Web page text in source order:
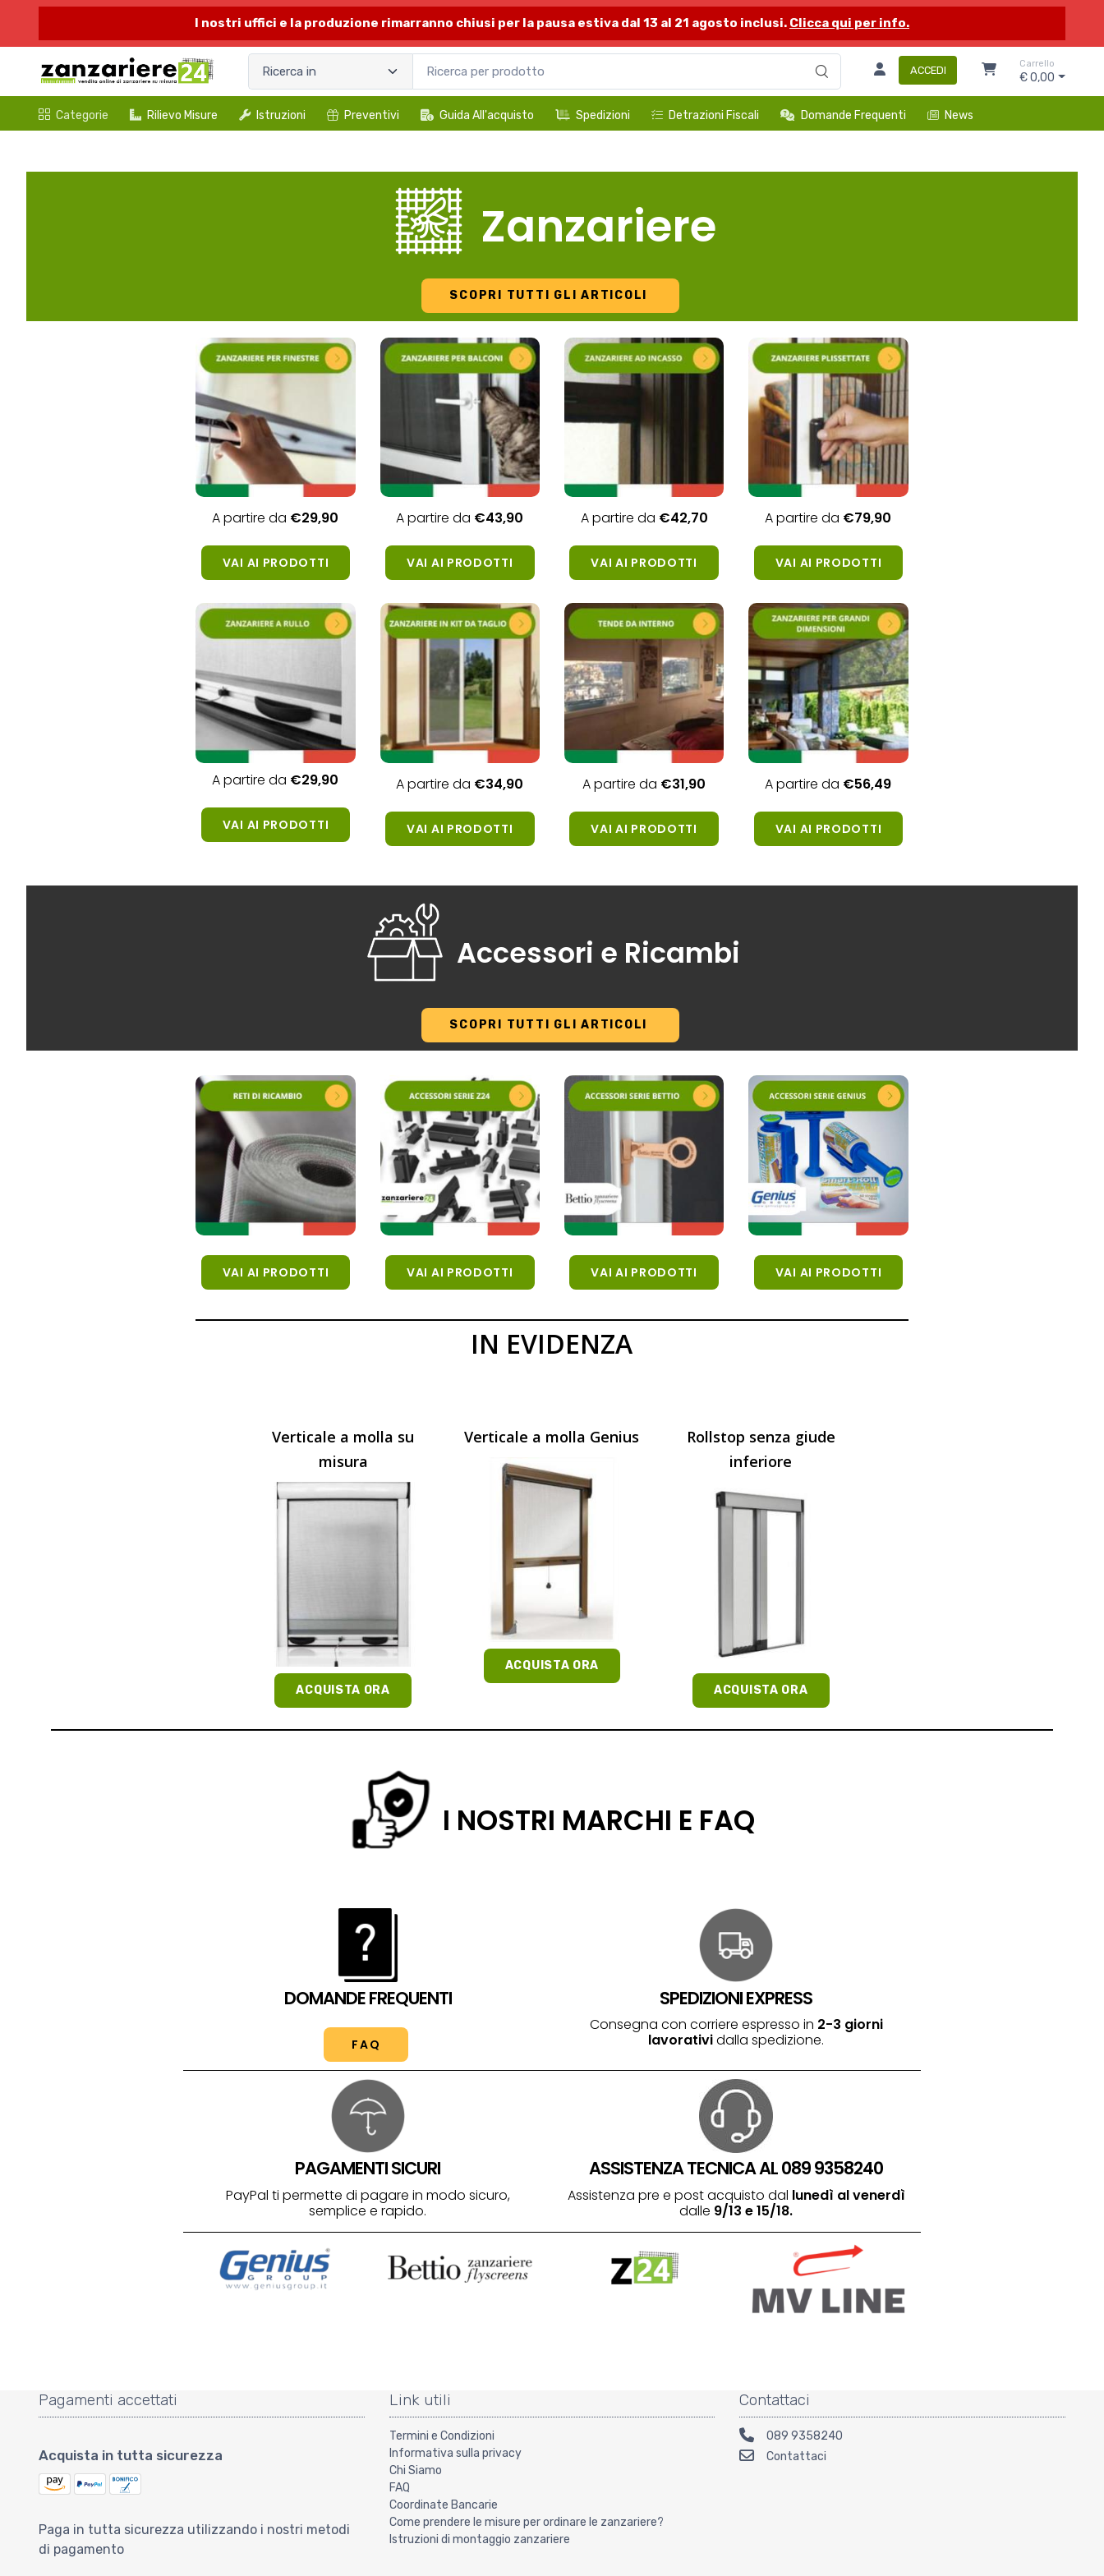
I nostri uffici e la produzione rimarranno chiusi per la pausa estiva dal 13 al 21 agosto inclusi. Clicca qui per info.
ACCEDI
Carrello
€ 0,00
Categorie Rilievo Misure Istruzioni Preventivi Guida All'acquisto Spedizioni Detrazioni Fiscali Domande Frequenti News
Zanzariere
SCOPRI TUTTI GLI ARTICOLI
A partire da €29,90
VAI AI PRODOTTI
A partire da €43,90
VAI AI PRODOTTI
A partire da €42,70
VAI AI PRODOTTI
A partire da €79,90
VAI AI PRODOTTI
A partire da €29,90
VAI AI PRODOTTI
A partire da €34,90
VAI AI PRODOTTI
A partire da €31,90
VAI AI PRODOTTI
A partire da €56,49
VAI AI PRODOTTI
Accessori e Ricambi
SCOPRI TUTTI GLI ARTICOLI
VAI AI PRODOTTI VAI AI PRODOTTI VAI AI PRODOTTI VAI AI PRODOTTI
IN EVIDENZA
Verticale a molla su
misura
ACQUISTA ORA
Verticale a molla Genius
ACQUISTA ORA
Rollstop senza giude
inferiore
ACQUISTA ORA
I NOSTRI MARCHI E FAQ
DOMANDE FREQUENTI
FAQ
SPEDIZIONI EXPRESS
Consegna con corriere espresso in 2-3 giorni
lavoratividalla spedizione.
PAGAMENTI SICURI
PayPal ti permette di pagare in modo sicuro,
semplice e rapido.
ASSISTENZA TECNICA AL 089 9358240
Assistenza pre e post acquisto dal lunedì al venerdì
dalle 9/13 e 15/18.
Pagamenti accettati
Acquista in tutta sicurezza
Paga in tutta sicurezza utilizzando i nostri metodi
di pagamento
Link utili
Termini e Condizioni
Informativa sulla privacy
Chi Siamo
FAQ
Coordinate Bancarie
Come prendere le misure per ordinare le zanzariere?
Istruzioni di montaggio zanzariere
Contattaci
089 9358240
Contattaci